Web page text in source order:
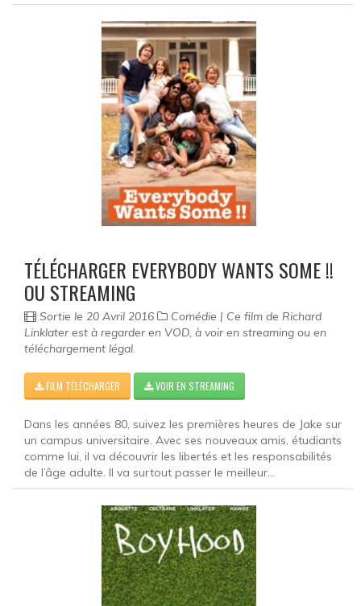
TÉLÉCHARGER EVERYBODY WANTS SOME !!
OU STREAMING
Sortie le 20 Avril 2016
Comédie | Ce film de Richard
Linklater est à regarder en VOD, à voir en streaming ou en
téléchargement légal.
FILM TÉLÉCHARGER VOIR EN STREAMING
Dans les années 80, suivez les premières heures de Jake sur
un campus universitaire. Avec ses nouveaux amis, étudiants
comme lui, il va découvrir les libertés et les responsabilités
de l’âge adulte. Il va surtout passer le meilleur...